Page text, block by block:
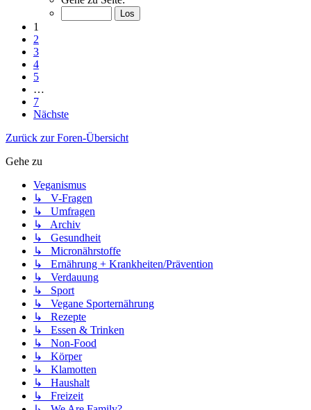
1
2
3
4
5
…
7
Nächste
Zurück zur Foren-Übersicht
Gehe zu
Veganismus
↳ V-Fragen
↳ Umfragen
↳ Archiv
↳ Gesundheit
↳ Micronährstoffe
↳ Ernährung + Krankheiten/Prävention
↳ Verdauung
↳ Sport
↳ Vegane Sporternährung
↳ Rezepte
↳ Essen & Trinken
↳ Non-Food
↳ Körper
↳ Klamotten
↳ Haushalt
↳ Freizeit